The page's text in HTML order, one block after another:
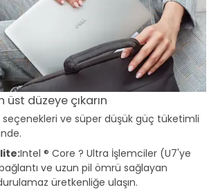
üst düzeye çıkarın
seçenekleri ve süper düşük güç tüketimli
Intel ® Core ? Ultra İşlemciler (U7'ye
ve uzun pil ömrü sağlayan
üretkenliğe ulaşın.